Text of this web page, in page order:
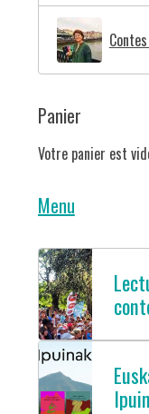
Panier
Votre panier est
Menu